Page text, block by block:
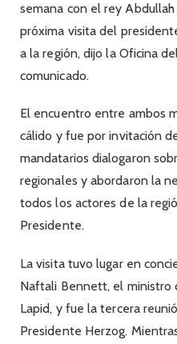
semana con el rey
próxima visita del
a la región, dijo la Oficina
comunicado.
El encuentro entre ambos
cálido y fue por invitación
mandatarios dialogaron
regionales y abordaron la
todos los actores de la
Presidente.
La visita tuvo lugar en
Naftali Bennett, el ministro
Lapid, y fue la tercera
Presidente Herzog.